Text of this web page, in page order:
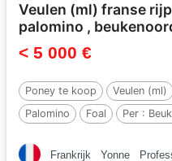
Veulen (ml) franse
palomino ,
< 5 000 €
Poney te koop Veulen (ml)
Palomino
Foal Per :
Frankrijk Yonne